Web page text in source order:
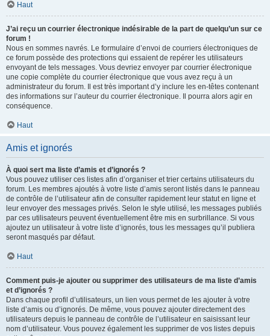
Haut
J’ai reçu un courrier électronique indésirable de la part de quelqu’un sur ce
forum !
Nous en sommes navrés. Le formulaire d’envoi de courriers électroniques de
ce forum possède des protections qui essaient de repérer les utilisateurs
envoyant de tels messages. Vous devriez envoyer par courrier électronique
une copie complète du courrier électronique que vous avez reçu à un
administrateur du forum. Il est très important d’y inclure les en-têtes contenant
des informations sur l’auteur du courrier électronique. Il pourra alors agir en
conséquence.
Haut
Amis et ignorés
À quoi sert ma liste d’amis et d’ignorés ?
Vous pouvez utiliser ces listes afin d’organiser et trier certains utilisateurs du
forum. Les membres ajoutés à votre liste d’amis seront listés dans le panneau
de contrôle de l’utilisateur afin de consulter rapidement leur statut en ligne et
leur envoyer des messages privés. Selon le style utilisé, les messages publiés
par ces utilisateurs peuvent éventuellement être mis en surbrillance. Si vous
ajoutez un utilisateur à votre liste d’ignorés, tous les messages qu’il publiera
seront masqués par défaut.
Haut
Comment puis-je ajouter ou supprimer des utilisateurs de ma liste d’amis
et d’ignorés ?
Dans chaque profil d’utilisateurs, un lien vous permet de les ajouter à votre
liste d’amis ou d’ignorés. De même, vous pouvez ajouter directement des
utilisateurs depuis le panneau de contrôle de l’utilisateur en saisissant leur
nom d’utilisateur. Vous pouvez également les supprimer de vos listes depuis